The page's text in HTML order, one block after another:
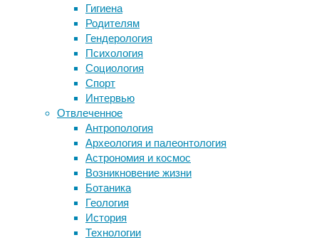
Гигиена
Родителям
Гендерология
Психология
Социология
Спорт
Интервью
Отвлеченное
Антропология
Археология и палеонтология
Астрономия и космос
Возникновение жизни
Ботаника
Геология
История
Технологии
журнале
The
Lancet.
Такие
выводы
были
сделаны
Метки
ДНК бактерии биология
биотехнология вирусы восприятие
генетика дети
здоровье
инструменты и методы
исследования